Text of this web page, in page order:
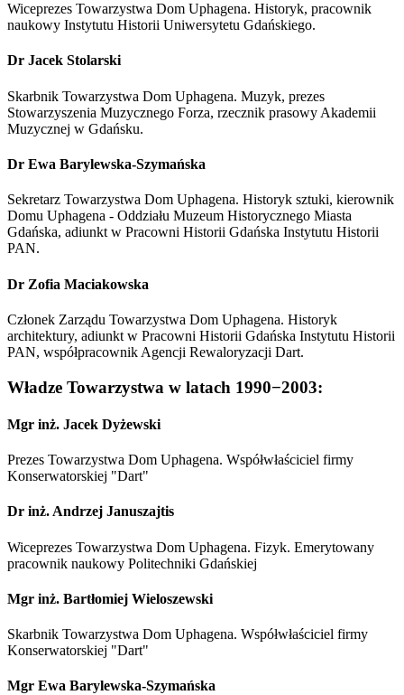
Wiceprezes Towarzystwa Dom Uphagena. Historyk, pracownik
naukowy Instytutu Historii Uniwersytetu Gdańskiego.
Dr Jacek Stolarski
Skarbnik Towarzystwa Dom Uphagena. Muzyk, prezes
Stowarzyszenia Muzycznego Forza, rzecznik prasowy Akademii
Muzycznej w Gdańsku.
Dr Ewa Barylewska-Szymańska
Sekretarz Towarzystwa Dom Uphagena. Historyk sztuki, kierownik
Domu Uphagena - Oddziału Muzeum Historycznego Miasta
Gdańska, adiunkt w Pracowni Historii Gdańska Instytutu Historii
PAN.
Dr Zofia Maciakowska
Członek Zarządu Towarzystwa Dom Uphagena. Historyk
architektury, adiunkt w Pracowni Historii Gdańska Instytutu Historii
PAN, współpracownik Agencji Rewaloryzacji Dart.
Władze Towarzystwa w latach 1990−2003:
Mgr inż. Jacek Dyżewski
Prezes Towarzystwa Dom Uphagena. Współwłaściciel firmy
Konserwatorskiej "Dart"
Dr inż. Andrzej Januszajtis
Wiceprezes Towarzystwa Dom Uphagena. Fizyk. Emerytowany
pracownik naukowy Politechniki Gdańskiej
Mgr inż. Bartłomiej Wieloszewski
Skarbnik Towarzystwa Dom Uphagena. Współwłaściciel firmy
Konserwatorskiej "Dart"
Mgr Ewa Barylewska-Szymańska